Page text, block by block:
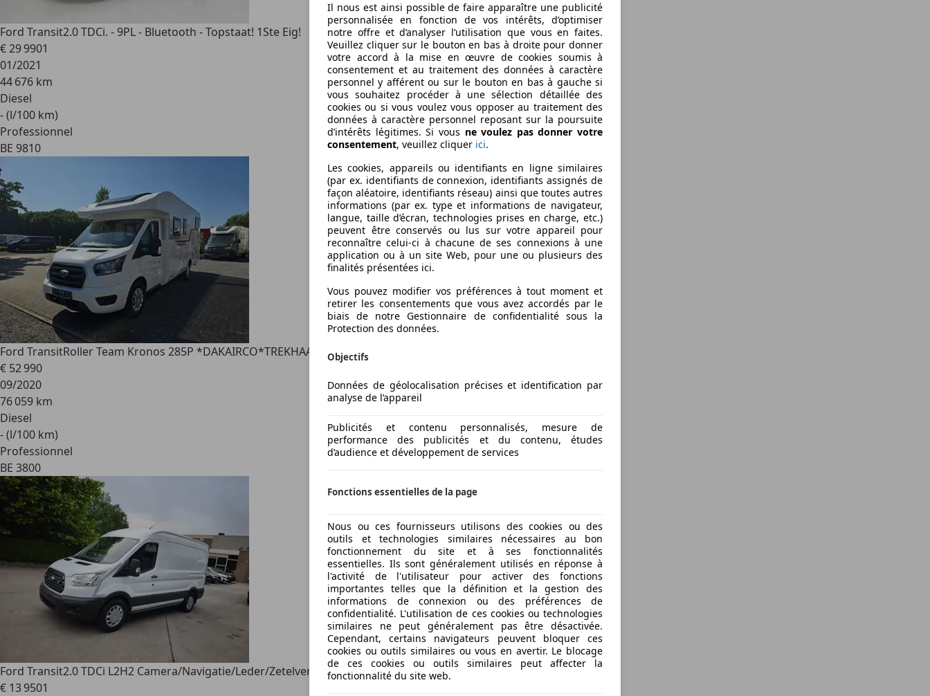
Il nous est ainsi possible de faire apparaître une publicité
personnalisée en fonction de vos intérêts, d’optimiser
notre offre et d’analyser l’utilisation que vous en faites.
Veuillez cliquer sur le bouton en bas à droite pour donner
votre accord à la mise en œuvre de cookies soumis à
consentement et au traitement des données à caractère
personnel y afférent ou sur le bouton en bas à gauche si
vous souhaitez procéder à une sélection détaillée des
cookies ou si vous voulez vous opposer au traitement des
données à caractère personnel reposant sur la poursuite
d’intérêts légitimes. Si vous ne voulez pas donner votre
consentement, veuillez cliquer ici.
Les cookies, appareils ou identifiants en ligne similaires
(par ex. identifiants de connexion, identifiants assignés de
façon aléatoire, identifiants réseau) ainsi que toutes autres
informations (par ex. type et informations de navigateur,
langue, taille d’écran, technologies prises en charge, etc.)
peuvent être conservés ou lus sur votre appareil pour
reconnaître celui-ci à chacune de ses connexions à une
application ou à un site Web, pour une ou plusieurs des
finalités présentées ici.
Vous pouvez modifier vos préférences à tout moment et
retirer les consentements que vous avez accordés par le
biais de notre Gestionnaire de confidentialité sous la
Protection des données.
Objectifs
Données de géolocalisation précises et identification par
analyse de l’appareil
Publicités et contenu personnalisés, mesure de
performance des publicités et du contenu, études
d’audience et développement de services
Fonctions essentielles de la page
Nous ou ces fournisseurs utilisons des cookies ou des
outils et technologies similaires nécessaires au bon
fonctionnement du site et à ses fonctionnalités
essentielles. Ils sont généralement utilisés en réponse à
l'activité de l'utilisateur pour activer des fonctions
importantes telles que la définition et la gestion des
informations de connexion ou des préférences de
confidentialité. L'utilisation de ces cookies ou technologies
similaires ne peut généralement pas être désactivée.
Cependant, certains navigateurs peuvent bloquer ces
cookies ou outils similaires ou vous en avertir. Le blocage
de ces cookies ou outils similaires peut affecter la
fonctionnalité du site web.
Ford Transit2.0 TDCi. - 9PL - Bluetooth - Topstaat! 1Ste Eig!
€ 29 9901
01/2021
44 676 km
Diesel
- (l/100 km)
Professionnel
BE 9810
Ford TransitRoller Team Kronos 285P *DAKAIRCO*TREKHAAK*
€ 52 990
09/2020
76 059 km
Diesel
- (l/100 km)
Professionnel
BE 3800
Ford Transit2.0 TDCi L2H2 Camera/Navigatie/Leder/Zetelverwarmi
€ 13 9501